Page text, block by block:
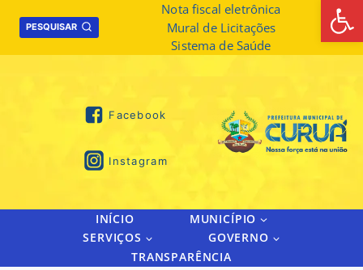
PESQUISAR
Nota fiscal eletrônica
Mural de Licitações
Sistema de Saúde
Facebook
Instagram
INÍCIO
MUNICÍPIO
SERVIÇOS
GOVERNO
TRANSPARÊNCIA